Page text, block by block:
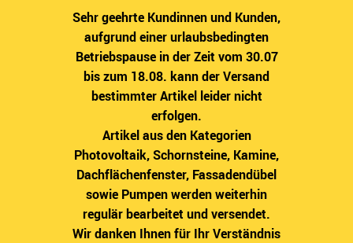
Sehr geehrte Kundinnen und Kunden,
aufgrund einer urlaubsbedingten
Betriebspause in der Zeit vom 30.07
bis zum 18.08. kann der Versand
bestimmter Artikel leider nicht
erfolgen.
Artikel aus den Kategorien
Photovoltaik, Schornsteine, Kamine,
Dachflächenfenster, Fassadendübel
sowie Pumpen werden weiterhin
regulär bearbeitet und versendet.
Wir danken Ihnen für Ihr Verständnis